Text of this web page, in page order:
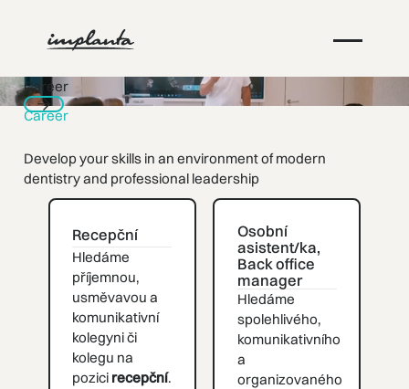
Career
Nästa
Career
Develop your skills in an environment of modern
dentistry and professional leadership
Recepční
Hledáme
příjemnou,
usměvavou a
komunikativní
kolegyni či
kolegu na
pozici recepční.
I'm interested
Osobní
asistent/ka,
Back office
manager
Hledáme
spolehlivého,
komunikativního
a
organizovaného
I'm interested